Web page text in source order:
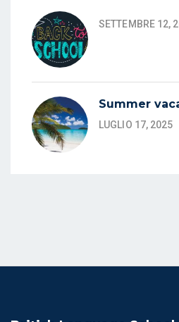
SETTEMBRE 12,
Summer
LUGLIO 17, 2025